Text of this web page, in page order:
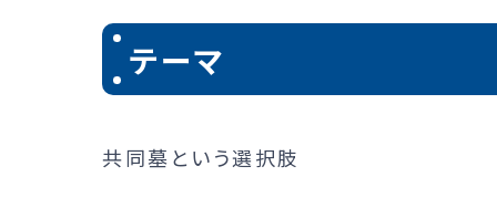
テーマ
共同墓という選択肢